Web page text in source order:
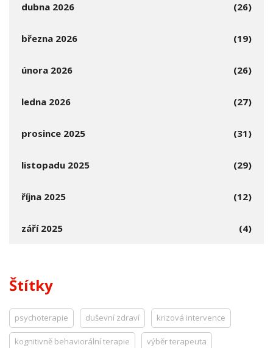
dubna 2026 (26)
března 2026 (19)
února 2026 (26)
ledna 2026 (27)
prosince 2025 (31)
listopadu 2025 (29)
října 2025 (12)
září 2025 (4)
Štítky
psychoterapie duševní zdraví krizová intervence
kognitivně behaviorální terapie výběr terapeuta